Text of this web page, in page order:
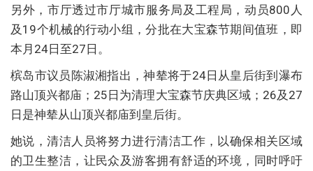
另外，市厅透过市厅城市服务局及工程局，动员800人
及19个机械的行动小组，分批在大宝森节期间值班，即
本月24日至27日。
槟岛市议员陈淑湘指出，神辇将于24日从皇后街到瀑布
路山顶兴都庙；25日为清理大宝森节庆典区域；26及27
日是神辇从山顶兴都庙到皇后街。
她说，清洁人员将努力进行清洁工作，以确保相关区域
的卫生整洁，让民众及游客拥有舒适的环境，同时呼吁